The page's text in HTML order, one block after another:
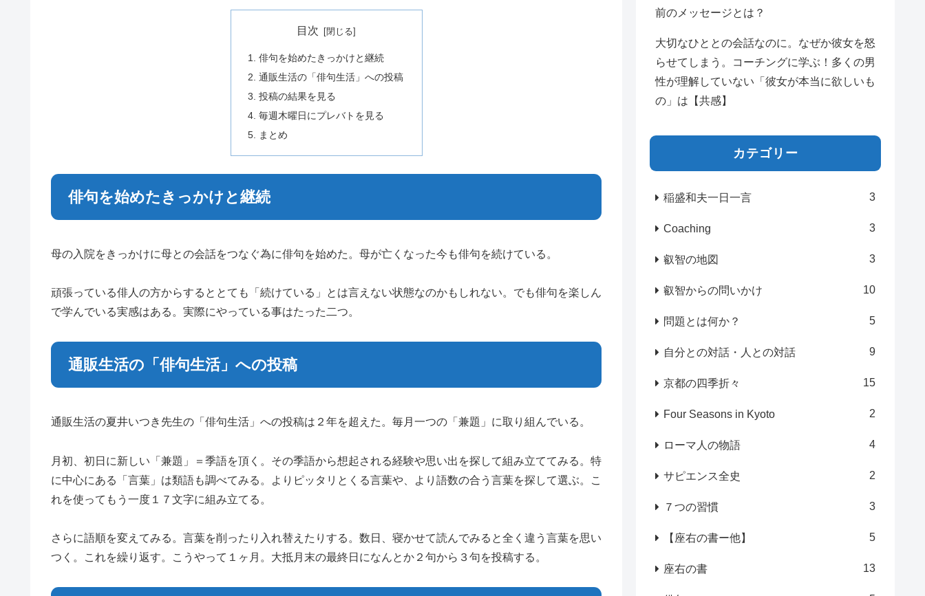
目次
俳句を始めたきっかけと継続
通販生活の「俳句生活」への投稿
投稿の結果を見る
毎週木曜日にプレバトを見る
まとめ
俳句を始めたきっかけと継続
母の入院をきっかけに母との会話をつなぐ為に俳句を始めた。母が亡くなった今も俳句を続けている。
頑張っている俳人の方からするととても「続けている」とは言えない状態なのかもしれない。でも俳句を楽しん
で学んでいる実感はある。実際にやっている事はたった二つ。
通販生活の「俳句生活」への投稿
通販生活の夏井いつき先生の「俳句生活」への投稿は２年を超えた。毎月一つの「兼題」に取り組んでいる。
月初、初日に新しい「兼題」＝季語を頂く。その季語から想起される経験や思い出を探して組み立ててみる。特
に中心にある「言葉」は類語も調べてみる。よりピッタリとくる言葉や、より語数の合う言葉を探して選ぶ。こ
れを使ってもう一度１７文字に組み立てる。
さらに語順を変えてみる。言葉を削ったり入れ替えたりする。数日、寝かせて読んでみると全く違う言葉を思い
つく。これを繰り返す。こうやって１ヶ月。大抵月末の最終日になんとか２句から３句を投稿する。
前のメッセージとは？
大切なひととの会話なのに。なぜか彼女を怒
らせてしまう。コーチングに学ぶ！多くの男
性が理解していない「彼女が本当に欲しいも
の」は【共感】
カテゴリー
稲盛和夫一日一言 3
Coaching 3
叡智の地図 3
叡智からの問いかけ 10
問題とは何か？ 5
自分との対話・人との対話 9
京都の四季折々 15
Four Seasons in Kyoto 2
ローマ人の物語 4
サピエンス全史 2
７つの習慣 3
【座右の書ー他】 5
座右の書 13